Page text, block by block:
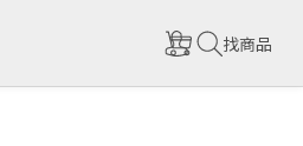
找商品